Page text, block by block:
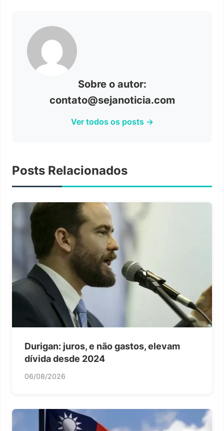
Sobre o autor:
contato@sejanoticia.com
Ver todos os posts →
Posts Relacionados
Durigan: juros, e não gastos, elevam
dívida desde 2024
06/08/2026